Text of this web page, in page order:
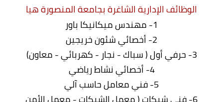
الوظائف الإدارية الشاغرة بجامعة المنصورة هيا
1- مهندس ميكانيكا باور
2- أخصائي شئون خريجين
3- حرفي أول ( سباك - نجار - كهربائي - معاون)
4- أخصائي نشاط رياضي
5- فني معامل حاسب آلي